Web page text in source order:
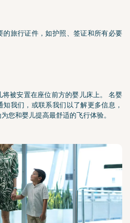
的旅行证件，如护照、签证和所有必要
被安置在座位前方的婴儿床上。 名婴
我们，或联系我们以了解更多信息，
您和婴儿提高最舒适的飞行体验。